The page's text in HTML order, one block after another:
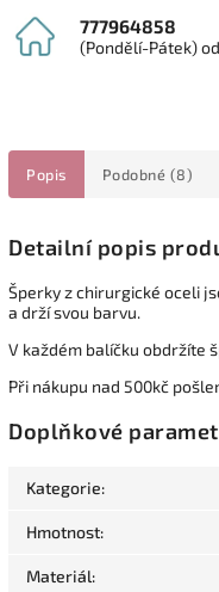
777964858
(Pondělí-Pátek)
Popis Podobné (8)
Detailní popis
Šperky z chirurgické oceli
a drží svou barvu.
V každém balíčku obdržíte
Při nákupu nad 500kč
Doplňkové
Kategorie:
Hmotnost:
Materiál: